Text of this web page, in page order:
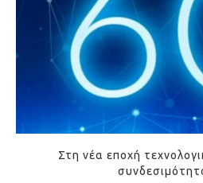
Στη νέα εποχή